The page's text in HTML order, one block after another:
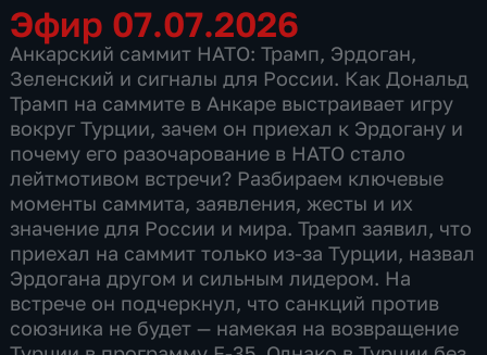
Эфир 07.07.2026
Анкарский саммит НАТО: Трамп, Эрдоган,
Зеленский и сигналы для России. Как Дональд
Трамп на саммите в Анкаре выстраивает игру
вокруг Турции, зачем он приехал к Эрдогану и
почему его разочарование в НАТО стало
лейтмотивом встречи? Разбираем ключевые
моменты саммита, заявления, жесты и их
значение для России и мира. Трамп заявил, что
приехал на саммит только из-за Турции, назвал
Эрдогана другом и сильным лидером. На
встрече он подчеркнул, что санкций против
союзника не будет — намекая на возвращение